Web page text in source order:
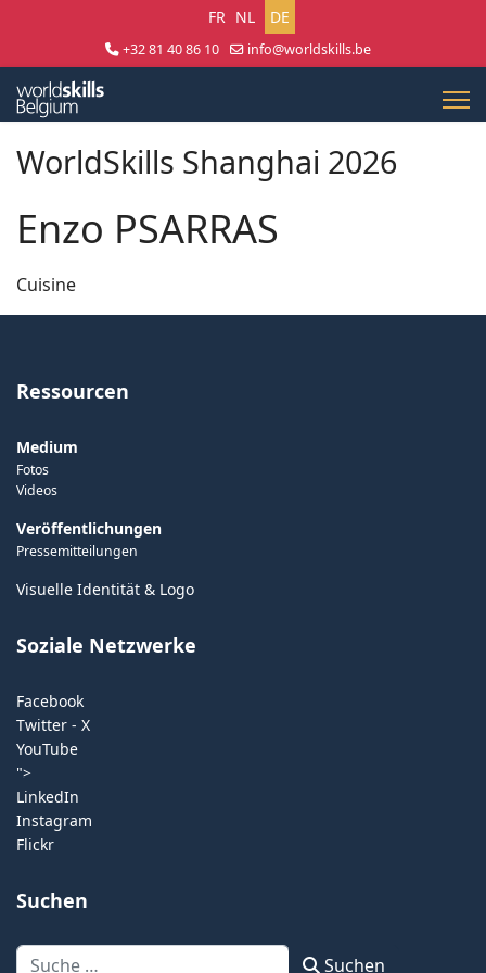
Sprache auswählen
FR NL DE
+32 81 40 86 10
info@worldskills.be
WorldSkills Shanghai 2026
Enzo PSARRAS
Cuisine
Ressourcen
Medium
Fotos
Videos
Veröffentlichungen
Pressemitteilungen
Visuelle Identität & Logo
Soziale Netzwerke
Facebook
Twitter - X
YouTube
">
LinkedIn
Instagram
Flickr
Suchen
Suchen Suchen